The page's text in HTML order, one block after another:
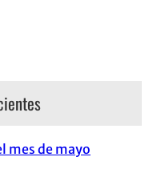
mes de mayo